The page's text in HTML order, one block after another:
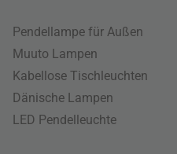
Pendellampe für Außen
Muuto Lampen
Kabellose Tischleuchten
Dänische Lampen
LED Pendelleuchte